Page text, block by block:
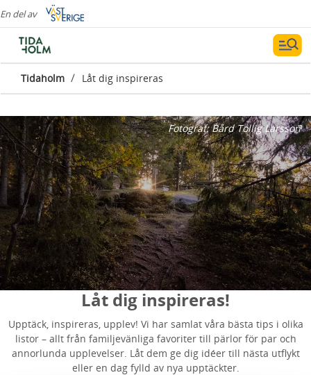
En del av
Tidaholm / Låt dig inspireras
Fotograf:Bård Tollig Larsson
Låt dig inspireras!
Upptäck, inspireras, upplev! Vi har samlat våra bästa tips i olika
listor – allt från familjevänliga favoriter till pärlor för par och
annorlunda upplevelser. Låt dem ge dig idéer till nästa utflykt
eller en dag fylld av nya upptäckter.